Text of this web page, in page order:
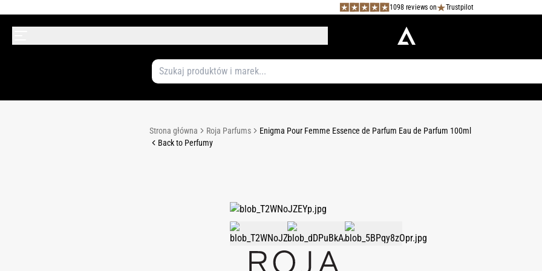
1098 reviews on Trustpilot
Strona główna Roja Parfums
Enigma Pour Femme Essence de Parfum Eau de Parfum 100ml
Back to Perfumy